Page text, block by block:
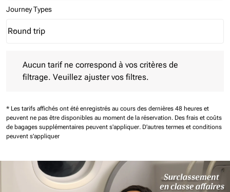
Journey Types
Journey Types option Round trip Selected
Round trip
keyboard_arrow_down
Aucun tarif ne correspond à vos critères de
filtrage. Veuillez ajuster vos filtres.
* Les tarifs affichés ont été enregistrés au cours des dernières 48 heures et
peuvent ne pas être disponibles au moment de la réservation. Des frais et coûts
de bagages supplémentaires peuvent s'appliquer. D'autres termes et conditions
peuvent s'appliquer